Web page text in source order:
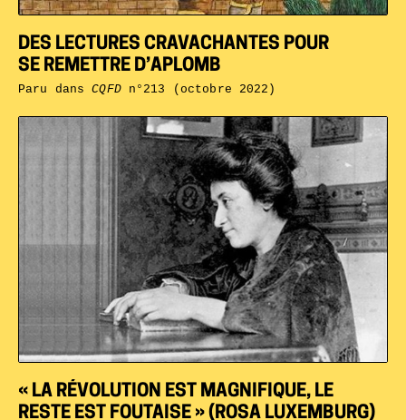
« LA RÉVOLUTION EST MAGNIFIQUE, LE
RESTE EST FOUTAISE » (ROSA LUXEMBURG)
DES LECTURES CRAVACHANTES POUR
SE REMETTRE D’APLOMB
Paru dansCQFDn°213 (octobre 2022)